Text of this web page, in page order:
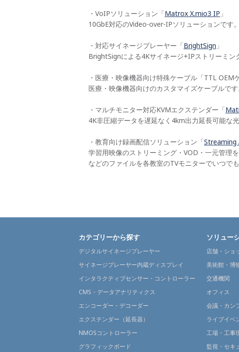
・VoIPソリューション「Matrox X.mio3 IP 」
10GbE対応のVideo-over-IPソリューションです
・対応サイネージプレーヤー「BrightSign 」
BrightSignによる4Kサイネージ+IPストリーミン
・医療・映像機器向け特殊ケーブル「TTL OEM
医療・映像機器向けのカスタマイズケーブルで
・マルチモニター対応KVMエクステンダー「
4K非圧縮データを遅延なく4km出力延長可能な
・教育向け録画配信ソリューション「Streaming
学習用映像のストリーミング・VOD・一元管理
などのファイルを各教室のTVモニターでいつでも
カテゴリーから探す
デジタルサイネージプレーヤー
サイネージプレーヤー内蔵ディスプレイ
インタラクティブセンサー・コントローラー
CMS・データアナリティクス
エンコーダー・デコーダー
エクステンダー（延長器）
NMOSコントローラー
グラフィックボード
ソリュー
店舗・ショ
美術館・博
交通機関
オフィス
会議・カン
ライブイベ
工場・工事
監視・セキ